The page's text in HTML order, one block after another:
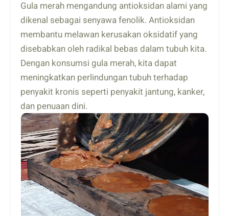
Gula merah mengandung antioksidan alami yang
dikenal sebagai senyawa fenolik. Antioksidan
membantu melawan kerusakan oksidatif yang
disebabkan oleh radikal bebas dalam tubuh kita.
Dengan konsumsi gula merah, kita dapat
meningkatkan perlindungan tubuh terhadap
penyakit kronis seperti penyakit jantung, kanker,
dan penuaan dini.